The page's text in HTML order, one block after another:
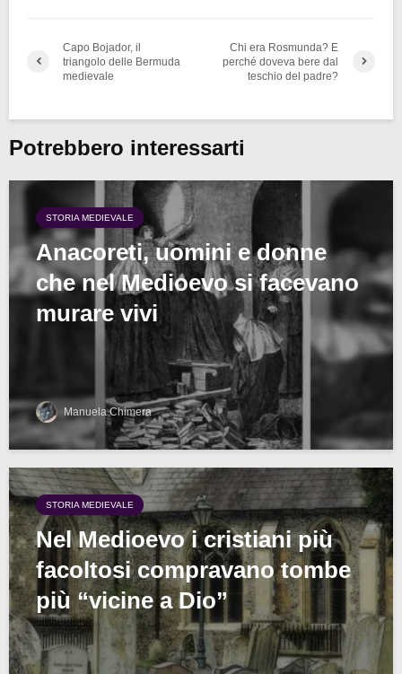
Capo Bojador, il
triangolo delle Bermuda
medievale
Chi era Rosmunda? E
perché doveva bere dal
teschio del padre?
Potrebbero interessarti
STORIA MEDIEVALE
Anacoreti, uomini e donne
che nel Medioevo si facevano
murare vivi
Manuela Chimera
STORIA MEDIEVALE
Nel Medioevo i cristiani più
facoltosi compravano tombe
più “vicine a Dio”